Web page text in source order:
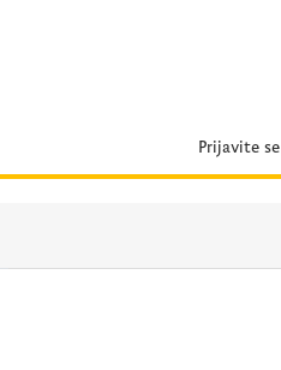
Prijavite se